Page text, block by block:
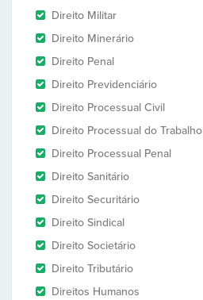
Direito Militar
Direito Minerário
Direito Penal
Direito Previdenciário
Direito Processual Civil
Direito Processual do Trabalho
Direito Processual Penal
Direito Sanitário
Direito Securitário
Direito Sindical
Direito Societário
Direito Tributário
Direitos Humanos